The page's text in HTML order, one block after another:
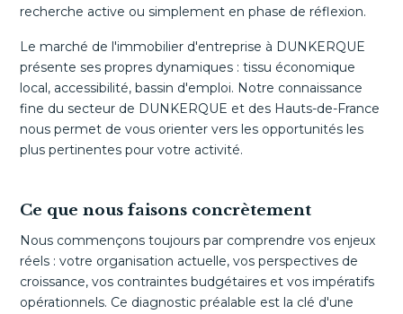
recherche active ou simplement en phase de réflexion.
Le marché de l'immobilier d'entreprise à DUNKERQUE
présente ses propres dynamiques : tissu économique
local, accessibilité, bassin d'emploi. Notre connaissance
fine du secteur de DUNKERQUE et des Hauts-de-France
nous permet de vous orienter vers les opportunités les
plus pertinentes pour votre activité.
Ce que nous faisons concrètement
Nous commençons toujours par comprendre vos enjeux
réels : votre organisation actuelle, vos perspectives de
croissance, vos contraintes budgétaires et vos impératifs
opérationnels. Ce diagnostic préalable est la clé d'une